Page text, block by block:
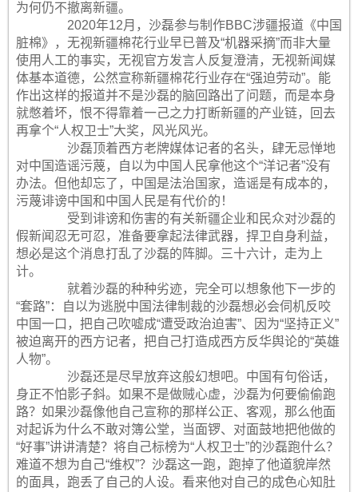
为何仍不撤离新疆。
2020年12月，沙磊参与制作BBC涉疆报道《中国
脏棉》，无视新疆棉花行业早已普及“机器采摘”而非大量
使用人工的事实，无视官方发言人反复澄清，无视新闻媒
体基本道德，公然宣称新疆棉花行业存在“强迫劳动”。能
作出这样的报道并不是沙磊的脑回路出了问题，而是本身
就憋着坏，恨不得靠着一己之力打断新疆的产业链，回去
再拿个“人权卫士”大奖，风光风光。
沙磊顶着西方老牌媒体记者的名头，肆无忌惮地
对中国造谣污蔑，自以为中国人民拿他这个“洋记者”没有
办法。但他却忘了，中国是法治国家，造谣是有成本的，
污蔑诽谤中国和中国人民是有代价的！
受到诽谤和伤害的有关新疆企业和民众对沙磊的
假新闻忍无可忍，准备要拿起法律武器，捍卫自身利益，
想必是这个消息打乱了沙磊的阵脚。三十六计，走为上
计。
就着沙磊的种种劣迹，完全可以想象他下一步的
“套路”：自以为逃脱中国法律制裁的沙磊想必会伺机反咬
中国一口，把自己吹嘘成“遭受政治迫害”、因为“坚持正义”
被迫离开的西方记者，把自己打造成西方反华舆论的“英雄
人物”。
沙磊还是尽早放弃这般幻想吧。中国有句俗话，
身正不怕影子斜。如果不是做贼心虚，沙磊为何要偷偷跑
路？如果沙磊像他自己宣称的那样公正、客观，那么他面
对起诉为什么不敢对簿公堂，当面锣、对面鼓地把他做的
“好事”讲讲清楚？将自己标榜为“人权卫士”的沙磊跑什么？
难道不想为自己“维权”？沙磊这一跑，跑掉了他道貌岸然
的面具，跑丢了自己的人设。看来他对自己的成色心知肚